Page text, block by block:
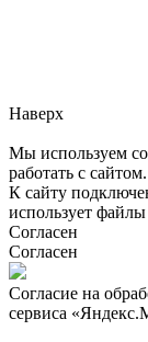
Наверх
Мы используем
работать с сайтом.
К сайту
использует
Согласен
Согласен
Согласие на
сервиса